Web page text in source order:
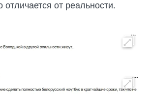
отличается от реальности.